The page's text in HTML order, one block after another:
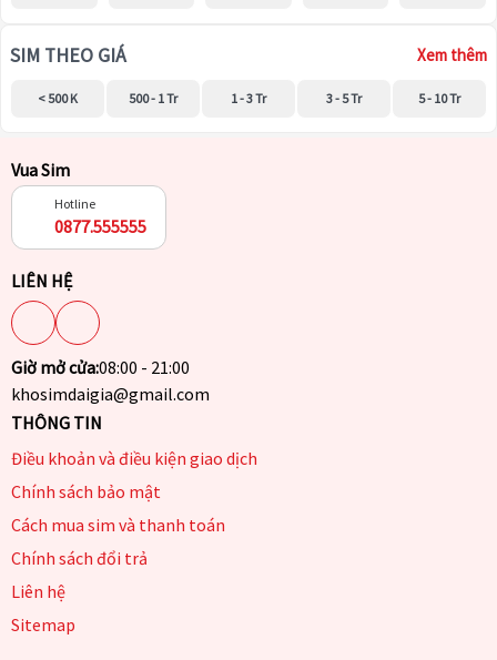
SIM THEO GIÁ Xem thêm
< 500 K 500 - 1 Tr 1 - 3 Tr 3 - 5 Tr 5 - 10 Tr
Vua Sim
Hotline
0877.555555
LIÊN HỆ
Giờ mở cửa:08:00 - 21:00
khosimdaigia@gmail.com
THÔNG TIN
Điều khoản và điều kiện giao dịch
Chính sách bảo mật
Cách mua sim và thanh toán
Chính sách đổi trả
Liên hệ
Sitemap